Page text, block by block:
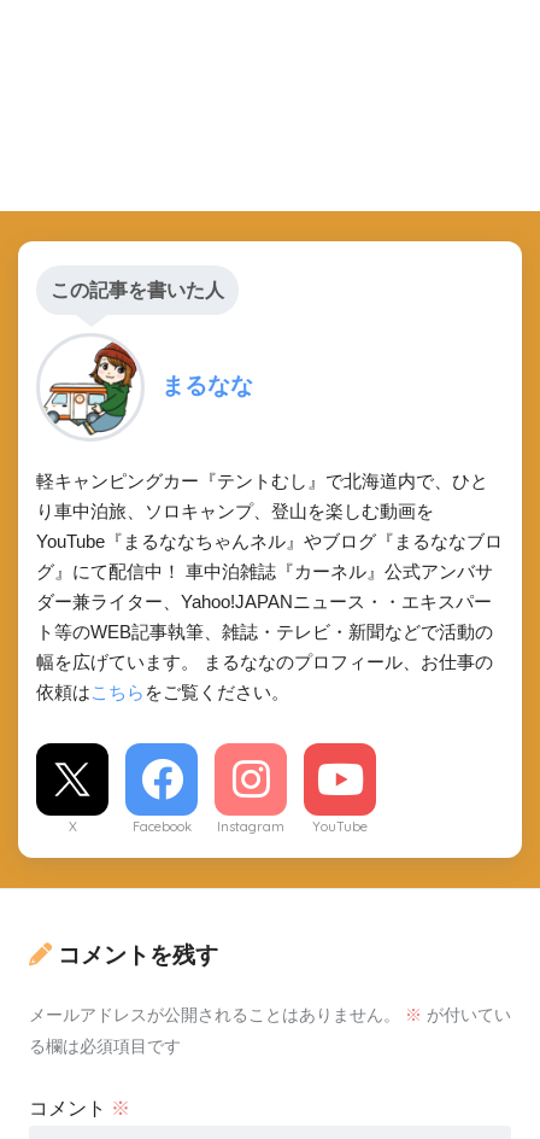
この記事を書いた人
まるなな
軽キャンピングカー『テントむし』で北海道内で、ひと
り車中泊旅、ソロキャンプ、登山を楽しむ動画を
YouTube『まるななちゃんネル』やブログ『まるななブロ
グ』にて配信中！ 車中泊雑誌『カーネル』公式アンバサ
ダー兼ライター、Yahoo!JAPANニュース・・エキスパー
ト等のWEB記事執筆、雑誌・テレビ・新聞などで活動の
幅を広げています。 まるななのプロフィール、お仕事の
依頼はこちら をご覧ください。
X Facebook Instagram YouTube
コメントを残す
メールアドレスが公開されることはありません。 ※ が付いてい
る欄は必須項目です
コメント ※